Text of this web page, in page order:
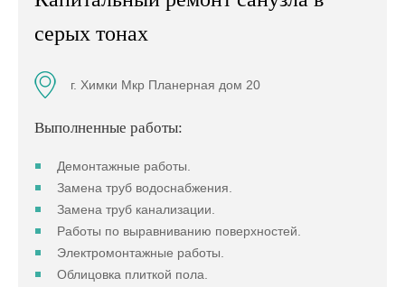
серых тонах
г. Химки Мкр Планерная дом 20
Выполненные работы:
Демонтажные работы.
Замена труб водоснабжения.
Замена труб канализации.
Работы по выравниванию поверхностей.
Электромонтажные работы.
Облицовка плиткой пола.